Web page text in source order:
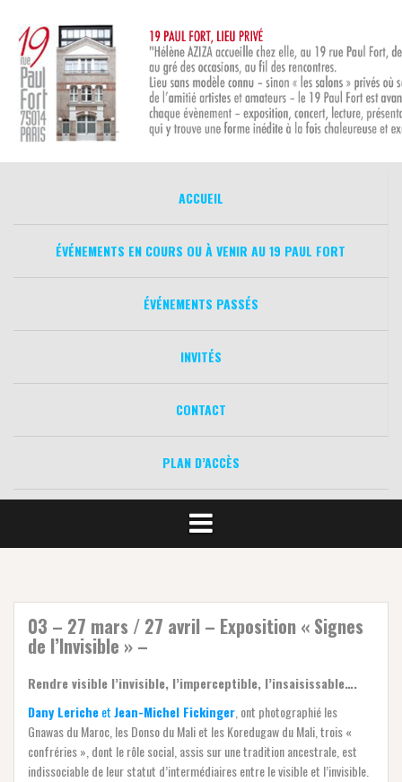
contenu
ACCUEIL
ÉVÉNEMENTS EN COURS OU À VENIR AU 19 PAUL FORT
ÉVÉNEMENTS PASSÉS
INVITÉS
CONTACT
PLAN D’ACCÈS
03 – 27 mars / 27 avril – Exposition « Signes
de l’Invisible » –
Rendre visible l’invisible, l’imperceptible, l’insaisissable….
Dany LericheetJean-Michel Fickinger, ont photographié les
Gnawas du Maroc, les Donso du Mali et les Koredugaw du Mali, trois «
confréries », dont le rôle social, assis sur une tradition ancestrale, est
indissociable de leur statut d’intermédiaires entre le visible et l’invisible.